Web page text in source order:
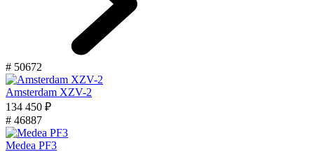
# 50672
Amsterdam XZV-2
134 450 ₽
# 46887
Medea PF3